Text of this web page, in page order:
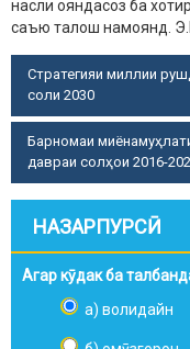
насли ояндасоз ба
саъю талош намоянд.
Стратегияи миллии
соли 2030
Барномаи
давраи солҳои 2016-
НАЗАРПУРСӢ
Агар кӯдак ба
а) волидайн